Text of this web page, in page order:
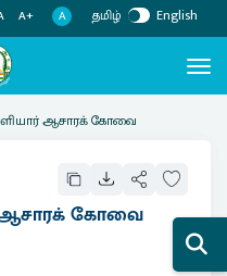
A+ A தமிழ் English
ஆசாரக் கோவை
ஆசாரக் கோவை